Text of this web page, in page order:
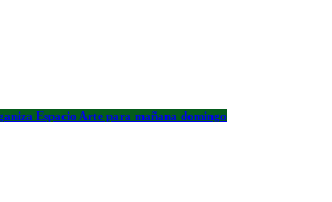
Espacio Arte para mañana domingo